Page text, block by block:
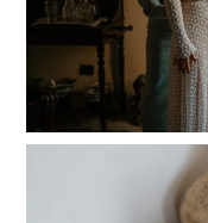
Saray y Elio |